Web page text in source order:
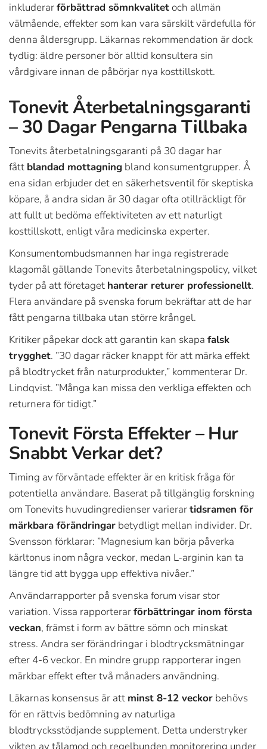
inkluderarförbättrad sömnkvalitetoch allmän
välmående, effekter som kan vara särskilt värdefulla för
denna åldersgrupp. Läkarnas rekommendation är dock
tydlig: äldre personer bör alltid konsultera sin
vårdgivare innan de påbörjar nya kosttillskott.
Tonevit Återbetalningsgaranti
– 30 Dagar Pengarna Tillbaka
Tonevits återbetalningsgaranti på 30 dagar har
fått blandad mottagning bland konsumentgrupper. Å
ena sidan erbjuder det en säkerhetsventil för skeptiska
köpare, å andra sidan är 30 dagar ofta otillräckligt för
att fullt ut bedöma effektiviteten av ett naturligt
kosttillskott, enligt våra medicinska experter.
Konsumentombudsmannen har inga registrerade
klagomål gällande Tonevits återbetalningspolicy, vilket
tyder på att företaget hanterar returer professionellt.
Flera användare på svenska forum bekräftar att de har
fått pengarna tillbaka utan större krångel.
Kritiker påpekar dock att garantin kan skapa falsk
trygghet. ”30 dagar räcker knappt för att märka effekt
på blodtrycket från naturprodukter,” kommenterar Dr.
Lindqvist. ”Många kan missa den verkliga effekten och
returnera för tidigt.”
Tonevit Första Effekter – Hur
Snabbt Verkar det?
Timing av förväntade effekter är en kritisk fråga för
potentiella användare. Baserat på tillgänglig forskning
om Tonevits huvudingredienser varierartidsramen för
märkbara förändringar betydligt mellan individer. Dr.
Svensson förklarar: ”Magnesium kan börja påverka
kärltonus inom några veckor, medan L-arginin kan ta
längre tid att bygga upp effektiva nivåer.”
Användarrapporter på svenska forum visar stor
variation. Vissa rapporterarförbättringar inom första
veckan, främst i form av bättre sömn och minskat
stress. Andra ser förändringar i blodtrycksmätningar
efter 4-6 veckor. En mindre grupp rapporterar ingen
märkbar effekt efter två månaders användning.
Läkarnas konsensus är att minst 8-12 veckor behövs
för en rättvis bedömning av naturliga
blodtrycksstödjande supplement. Detta understryker
vikten av tålamod och regelbunden monitorering under